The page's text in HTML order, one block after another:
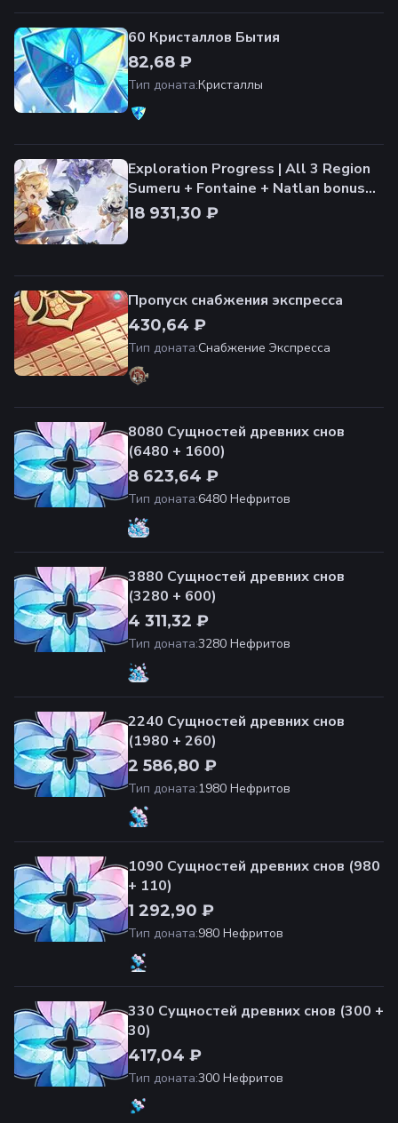
60 Кристаллов Бытия
82,68 ₽
Тип доната:Кристаллы
Exploration Progress | All 3 Region
Sumeru + Fontaine + Natlan bonus
full Culus 100%
18 931,30 ₽
Пропуск снабжения экспресса
430,64 ₽
Тип доната:Снабжение Экспресса
8080 Сущностей древних снов
(6480 + 1600)
8 623,64 ₽
Тип доната:6480 Нефритов
3880 Сущностей древних снов
(3280 + 600)
4 311,32 ₽
Тип доната:3280 Нефритов
2240 Сущностей древних снов
(1980 + 260)
2 586,80 ₽
Тип доната:1980 Нефритов
1090 Сущностей древних снов (980
+ 110)
1 292,90 ₽
Тип доната:980 Нефритов
330 Сущностей древних снов (300 +
30)
417,04 ₽
Тип доната:300 Нефритов